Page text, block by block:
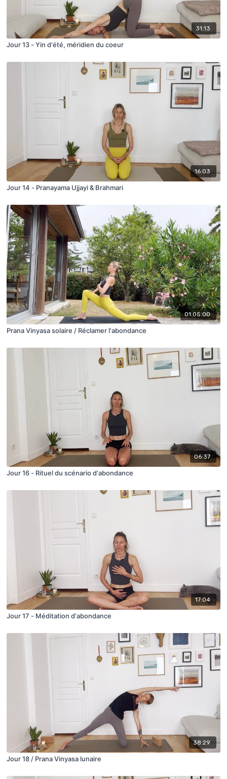
31:13
Jour 13 - Yin d'été, méridien du coeur
16:03
Jour 14 - Pranayama Ujjayi & Brahmari
01:05:00
Prana Vinyasa solaire / Réclamer l'abondance
06:37
Jour 16 - Rituel du scénario d'abondance
17:04
Jour 17 - Méditation d'abondance
38:29
Jour 18 / Prana Vinyasa lunaire